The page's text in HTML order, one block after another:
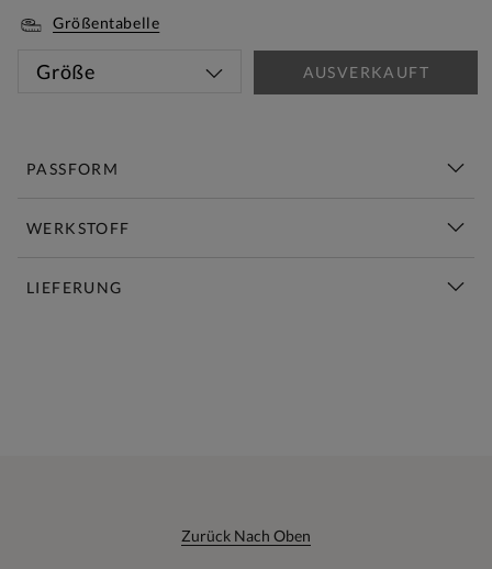
Größentabelle
Größe AUSVERKAUFT
PASSFORM
WERKSTOFF
LIEFERUNG
Zurück Nach Oben